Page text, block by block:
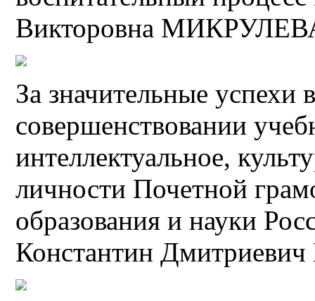
Викторовна
За значительные успехи
совершенствовании
интеллектуальное,
личности Почетной
образования и науки
Константин